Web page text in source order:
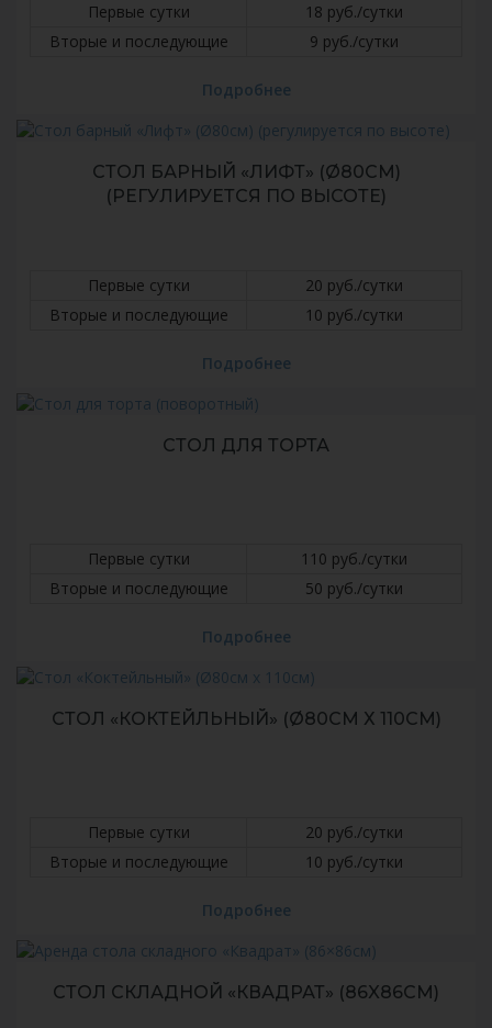
Первые сутки
18 руб./сутки
Вторые и последующие
9 руб./сутки
Подробнее
СТОЛ БАРНЫЙ «ЛИФТ» (Ø80СМ)
(РЕГУЛИРУЕТСЯ ПО ВЫСОТЕ)
Первые сутки
20 руб./сутки
Вторые и последующие
10 руб./сутки
Подробнее
СТОЛ ДЛЯ ТОРТА
Первые сутки
110 руб./сутки
Вторые и последующие
50 руб./сутки
Подробнее
СТОЛ «КОКТЕЙЛЬНЫЙ» (Ø80СМ Х 110СМ)
Первые сутки
20 руб./сутки
Вторые и последующие
10 руб./сутки
Подробнее
СТОЛ СКЛАДНОЙ «КВАДРАТ» (86X86СМ)